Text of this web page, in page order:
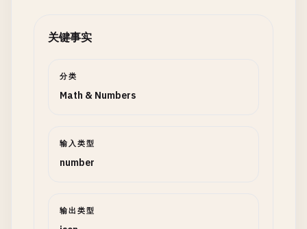
关键事实
分类
Math & Numbers
输入类型
number
输出类型